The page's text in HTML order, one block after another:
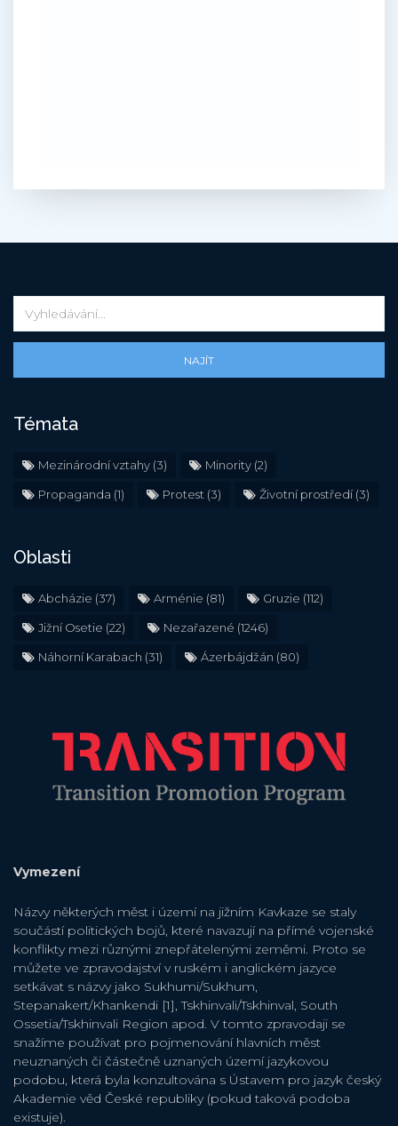
NAJÍT
Témata
Mezinárodní vztahy (3) Minority (2)
Propaganda (1) Protest (3) Životní prostředí(3)
Oblasti
Abcházie (37) Arménie (81) Gruzie (112)
Jižní Osetie (22) Nezařazené (1246)
Náhorní Karabach (31) Ázerbájdžán (80)
Vymezení
Názvy některých měst i území na jižním Kavkaze se staly
součástí politických bojů, které navazují na přímé vojenské
konflikty mezi různými znepřátelenými zeměmi. Proto se
můžete ve zpravodajství v ruském i anglickém jazyce
setkávat s názvy jako Sukhumi/Sukhum,
Stepanakert/Khankendi [1], Tskhinvali/Tskhinval, South
Ossetia/Tskhinvali Region apod. V tomto zpravodaji se
snažíme používat pro pojmenování hlavních měst
neuznaných či částečně uznaných území jazykovou
podobu, která byla konzultována s Ústavem pro jazyk český
Akademie věd České republiky (pokud taková podoba
existuje).